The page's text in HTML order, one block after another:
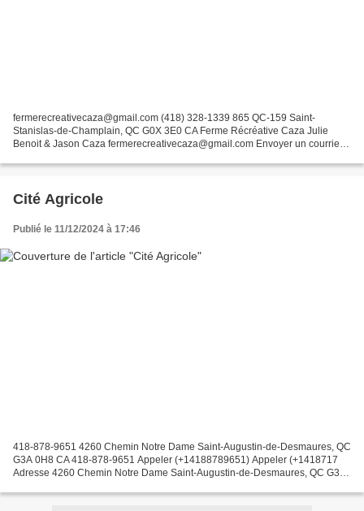
fermerecreativecaza@gmail.com (418) 328-1339 865 QC-159 Saint-
Stanislas-de-Champlain, QC G0X 3E0 CA Ferme Récréative Caza Julie
Benoit & Jason Caza fermerecreativecaza@gmail.com Envoyer un courriel
Cité Agricole
Publié le 11/12/2024 à 17:46
418-878-9651 4260 Chemin Notre Dame Saint-Augustin-de-Desmaures, QC
G3A 0H8 CA 418-878-9651 Appeler (+14188789651) Appeler (+1418717
Adresse 4260 Chemin Notre Dame Saint-Augustin-de-Desmaures, QC G3A